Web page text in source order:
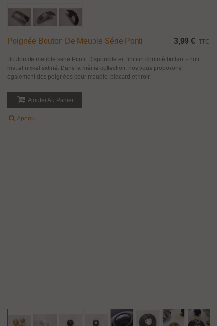
Poignée Bouton De Meuble Série Ponti 3,99 € TTC
Bouton de meuble série Ponti. Disponible en finition chromé brillant - noir
mat et nickel satiné. Dans la même collection, nos vous proposons
également des poignées pour meuble, placard et tiroir.
Ajouter Au Panier
Aperçu